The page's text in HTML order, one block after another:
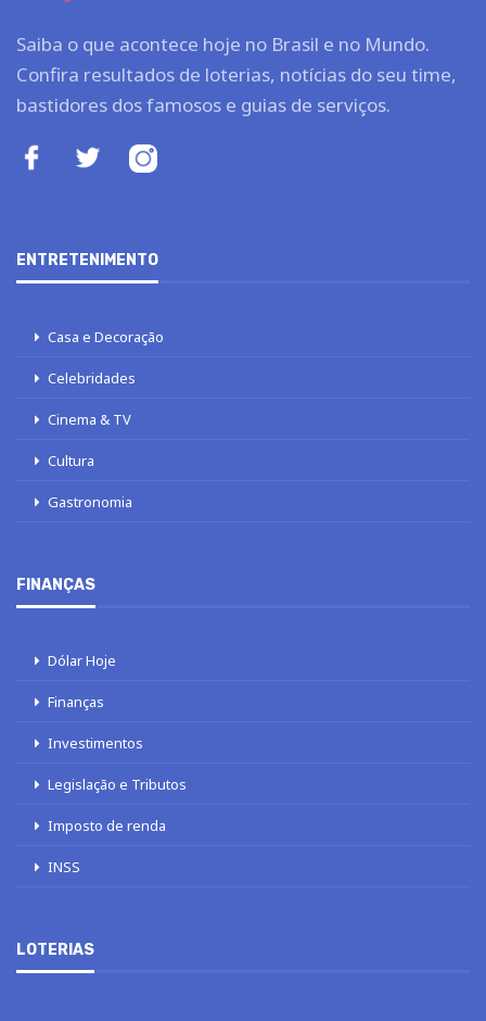
Saiba o que acontece hoje no Brasil e no Mundo.
Confira resultados de loterias, notícias do seu time,
bastidores dos famosos e guias de serviços.
ENTRETENIMENTO
Casa e Decoração
Celebridades
Cinema & TV
Cultura
Gastronomia
FINANÇAS
Dólar Hoje
Finanças
Investimentos
Legislação e Tributos
Imposto de renda
INSS
LOTERIAS